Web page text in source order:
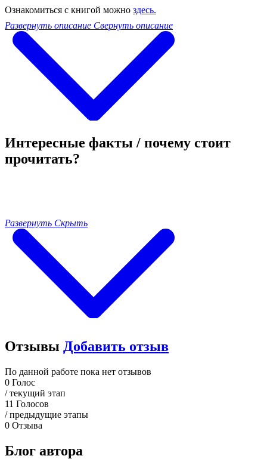
Ознакомиться с книгой можно здесь.
Развернуть описание Свернуть описание
Интересные факты / почему стоит
прочитать?
Развернуть Скрыть
Отзывы Добавить отзыв
По данной работе пока нет отзывов
0 Голос
/ текущий этап
11 Голосов
/ предыдущие этапы
0 Отзыва
Блог автора